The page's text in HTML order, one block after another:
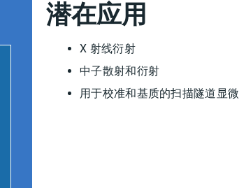
潜在应用
X 射线衍射
中子散射和衍射
用于校准和基质的扫描隧道显